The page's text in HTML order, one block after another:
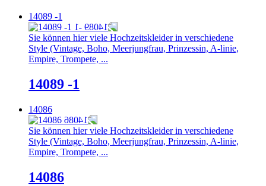
14089 -1
Sie können hier viele Hochzeitskleider in verschiedene
Style (Vintage, Boho, Meerjungfrau, Prinzessin, A-linie,
Empire, Trompete, ...
14089 -1
14086
Sie können hier viele Hochzeitskleider in verschiedene
Style (Vintage, Boho, Meerjungfrau, Prinzessin, A-linie,
Empire, Trompete, ...
14086